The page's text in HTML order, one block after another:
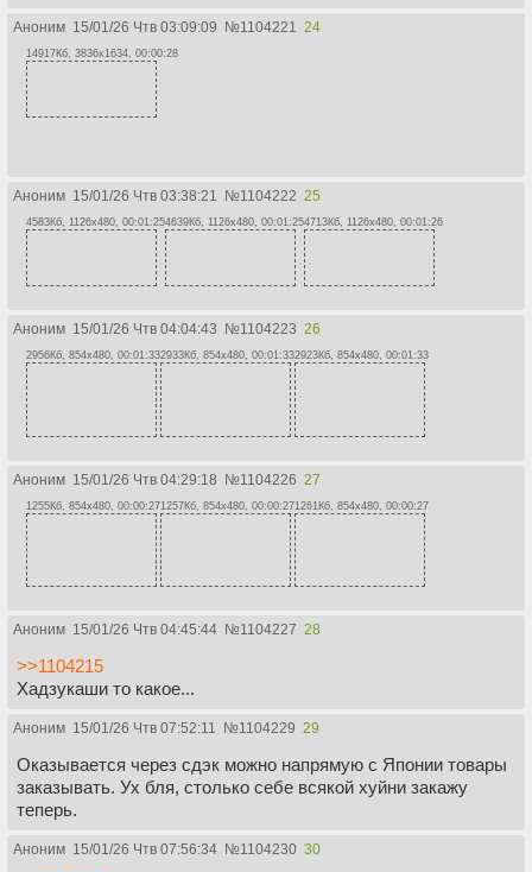
Аноним 15/01/26 Чтв 03:09:09 №1104221 24
14917Кб, 3836x1634, 00:00:28
Аноним 15/01/26 Чтв 03:38:21 №1104222 25
4583Кб, 1126x480, 00:01:254639Кб, 1126x480, 00:01:254713Кб, 1126x480, 00:01:26
Аноним 15/01/26 Чтв 04:04:43 №1104223 26
2956Кб, 854x480, 00:01:332933Кб, 854x480, 00:01:332923Кб, 854x480, 00:01:33
Аноним 15/01/26 Чтв 04:29:18 №1104226 27
1255Кб, 854x480, 00:00:271257Кб, 854x480, 00:00:271261Кб, 854x480, 00:00:27
Аноним 15/01/26 Чтв 04:45:44 №1104227 28
>>1104215
Хадзукаши то какое...
Аноним 15/01/26 Чтв 07:52:11 №1104229 29
Оказывается через сдэк можно напрямую с Японии товары
заказывать. Ух бля, столько себе всякой хуйни закажу
теперь.
Аноним 15/01/26 Чтв 07:56:34 №1104230 30